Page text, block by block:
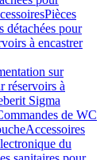
Pièces
détachées pour
à encastrer
sur
réservoirs à
Sigma
de WC
Accessoires
du